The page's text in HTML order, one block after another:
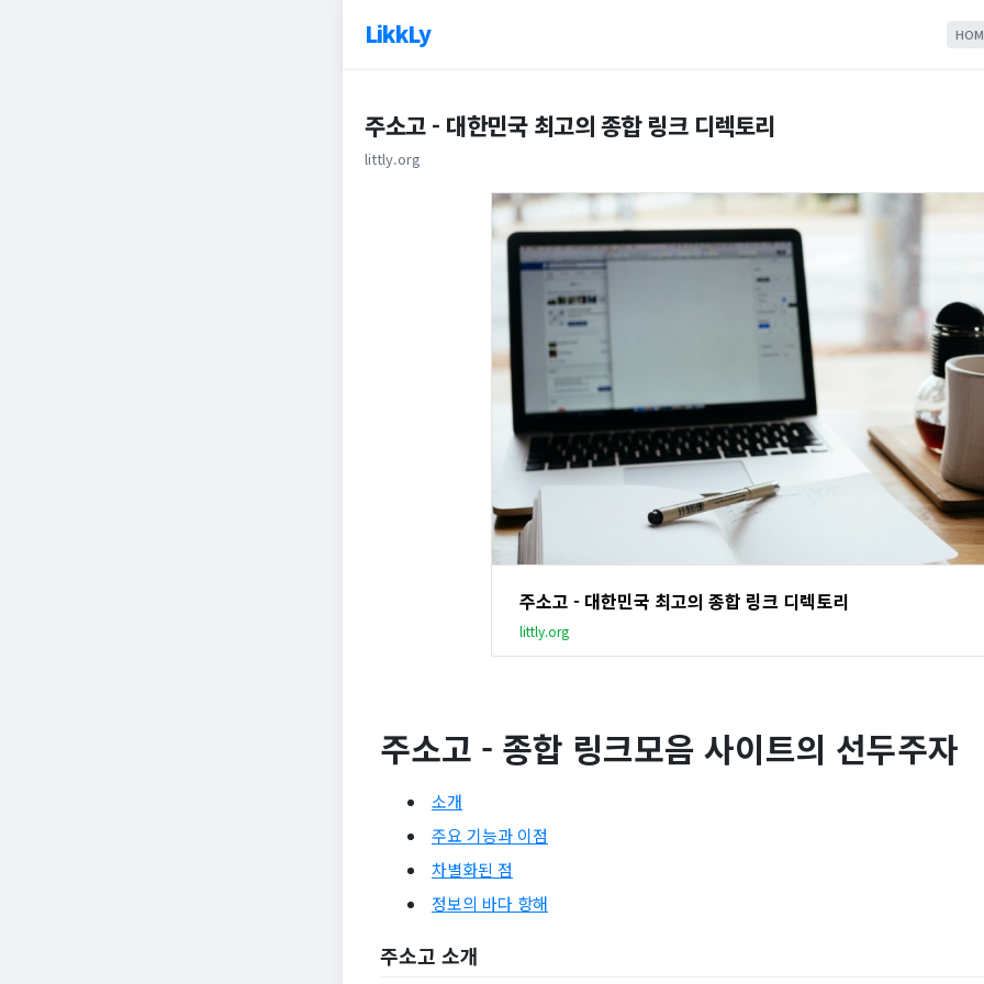
LikkLy
주소고 - 대한민국 최고의 종합 링크 디렉토리
littly.org
주소고 - 대한민국 최고의 종합 링크 디렉토리
littly.org
주소고 - 종합 링크모음 사이트의 선두주자
소개
주요 기능과 이점
차별화된 점
정보의 바다 항해
주소고 소개